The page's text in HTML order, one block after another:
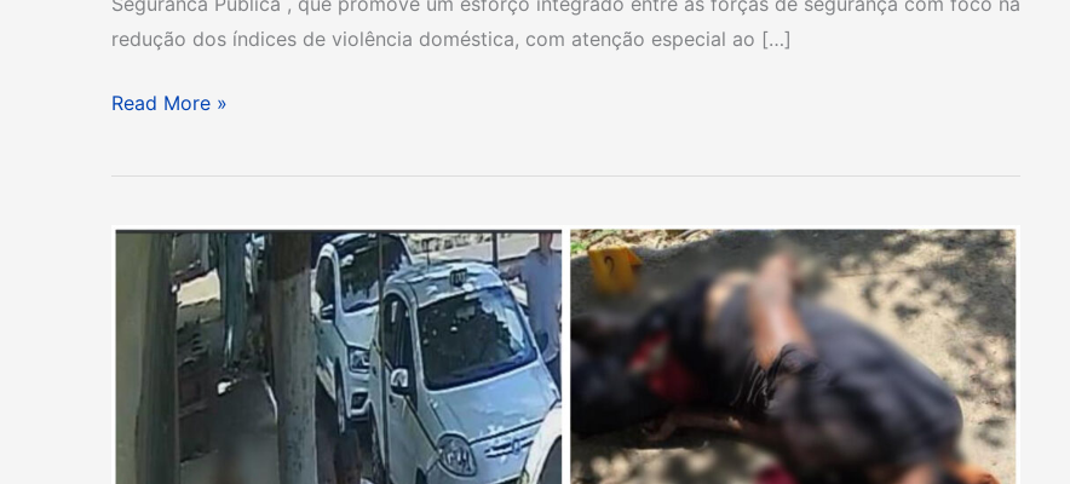
redução dos índices de violência doméstica, com atenção especial ao […]
Read More »
ACUSADO
MORADOR
RUA